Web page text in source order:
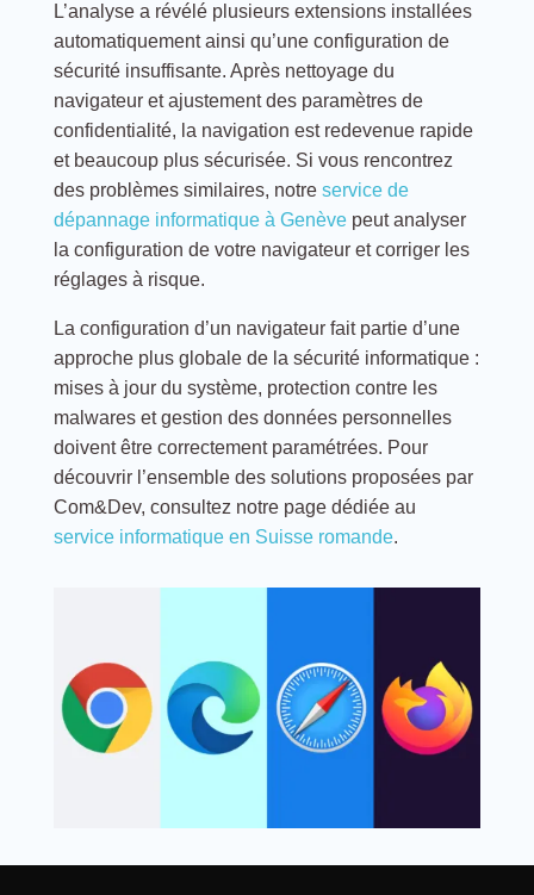
L’analyse a révélé plusieurs extensions installées
automatiquement ainsi qu’une configuration de
sécurité insuffisante. Après nettoyage du
navigateur et ajustement des paramètres de
confidentialité, la navigation est redevenue rapide
et beaucoup plus sécurisée. Si vous rencontrez
des problèmes similaires, notre service de
dépannage informatique à Genèvepeut analyser
la configuration de votre navigateur et corriger les
réglages à risque.
La configuration d’un navigateur fait partie d’une
approche plus globale de la sécurité informatique :
mises à jour du système, protection contre les
malwares et gestion des données personnelles
doivent être correctement paramétrées. Pour
découvrir l’ensemble des solutions proposées par
Com&Dev, consultez notre page dédiée au
service informatique en Suisse romande.